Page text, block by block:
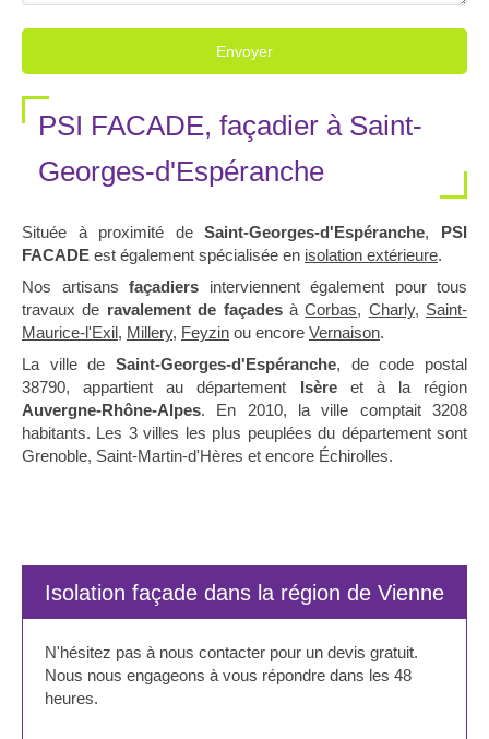
Envoyer
PSI FACADE, façadier à Saint-
Georges-d'Espéranche
Située à proximité deSaint-Georges-d'Espéranche, PSI
FACADE est également spécialisée en isolation extérieure.
Nos artisans façadiers interviennent également pour tous
travaux de ravalement de façadesàCorbas, Charly, Saint-
Maurice-l'Exil, Millery, Feyzin ou encore Vernaison.
La ville de Saint-Georges-d'Espéranche, de code postal
38790, appartient au département Isèreet à la région
Auvergne-Rhône-Alpes. En 2010, la ville comptait 3208
habitants. Les 3 villes les plus peuplées du département sont
Grenoble, Saint-Martin-d'Hères et encore Échirolles.
Isolation façade dans la région de Vienne
N'hésitez pas à nous contacter pour un devis gratuit.
Nous nous engageons à vous répondre dans les 48
heures.